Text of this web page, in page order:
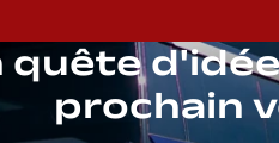
quête
prochain